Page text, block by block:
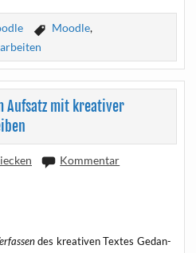
Moodle,
Aufsatz mit kreativer
Kommentar
des krea­ti­ven Tex­tes Gedan­